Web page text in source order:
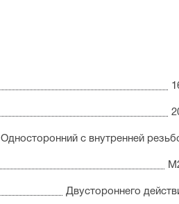
Односторонний с внутренней
Двустороннего